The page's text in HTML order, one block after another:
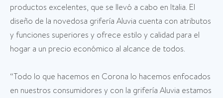
productos excelentes, que se llevó a cabo en Italia. El
diseño de la novedosa grifería Aluvia cuenta con atributos
y funciones superiores y ofrece estilo y calidad para el
hogar a un precio económico al alcance de todos.
“Todo lo que hacemos en Corona lo hacemos enfocados
en nuestros consumidores y con la grifería Aluvia estamos